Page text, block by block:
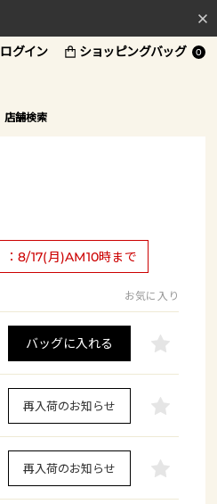
ログイン ショッピングバッグ 0
店舗検索
：8/17(月)AM10時まで
お気に入り
バッグに入れる
再入荷のお知らせ
再入荷のお知らせ